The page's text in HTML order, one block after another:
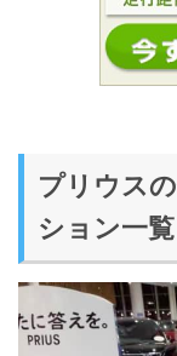
プリウス
ション一覧